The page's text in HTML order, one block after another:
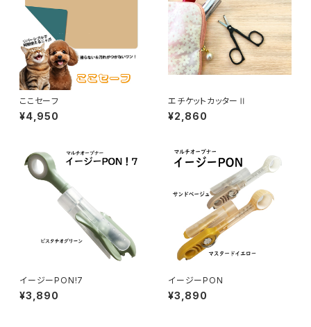
ここセーフ
¥4,950
エチケットカッターⅡ
¥2,860
イージーPON!7
¥3,890
イージーPON
¥3,890